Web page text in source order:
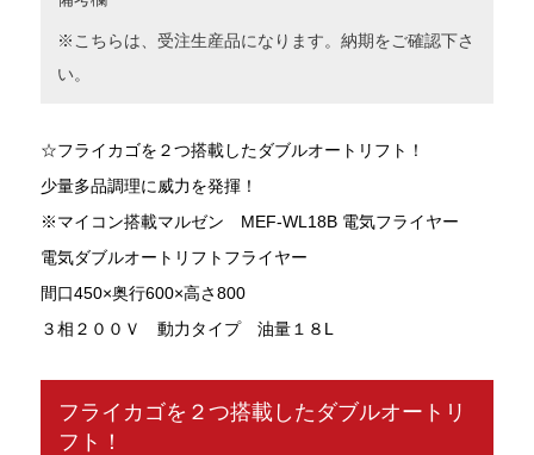
※こちらは、受注生産品になります。納期をご確認下さ
い。
☆フライカゴを２つ搭載したダブルオートリフト！
少量多品調理に威力を発揮！
※マイコン搭載マルゼン MEF-WL18B 電気フライヤー
電気ダブルオートリフトフライヤー
間口450×奥行600×高さ800
３相２００Ｖ 動力タイプ 油量１８L
フライカゴを２つ搭載したダブルオートリ
フト！